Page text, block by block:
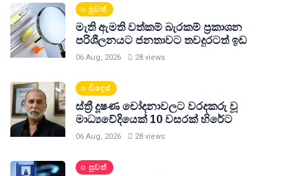
පුවත්
මැති ඇමති වත්කම් බැරකම් ප්‍රකාශන
පරිශීලනයට ජනතාවට තවදුරටත් ඉඩ
06 Aug, 2026 28 views
විදෙස්
ස්ත්‍රී දූෂණ චෝදනාවලට වරදකරු වූ
මාධ්‍යවේදියෙක් 10 වසරක් හිරේට
06 Aug, 2026 28 views
පුවත්